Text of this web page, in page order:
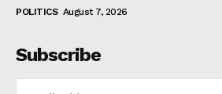
POLITICS August 7, 2026
Subscribe